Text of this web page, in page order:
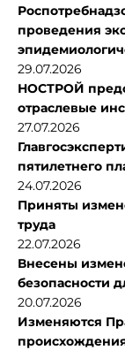
проведения
29.07.2026
НОСТРОЙ
отраслевые
27.07.2026
пятилетнего
24.07.2026
Приняты
труда
22.07.2026
Внесены
безопасности
20.07.2026
Изменяются